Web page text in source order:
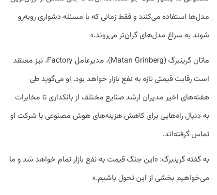
مدل‌ها استفاده می‌کنند و فقط زمانی که با مسئله دشواری روبه‌رو
شوند به سراغ مدل‌های گران‌تر می‌روند.»
ماتان گرینبرگ (Matan Grinberg)، مدیرعامل Factory، نیز معتقد
است رقابت قیمتی تازه به نفع بازار خواهد بود. او می‌گوید طی
هفته‌های اخیر مدیران ارشد صنایع مختلف از بانکداری تا مخابرات
به دنبال راه‌هایی برای کاهش هزینه‌های هوش مصنوعی با شرکت او
تماس گرفته‌اند.
به گفته گرینبرگ: «این جنگ قیمت به نفع بازار تمام خواهد شد و ما
می‌خواهیم بخشی از این تحول باشیم.»